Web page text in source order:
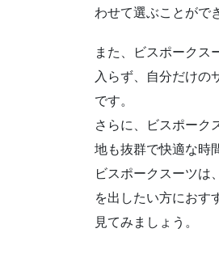
わせて選ぶことがで
また、ビスポークス
入らず、自分だけの
です。
さらに、ビスポーク
地も抜群で快適な時
ビスポークスーツは
を出したい方におす
見てみましょう。